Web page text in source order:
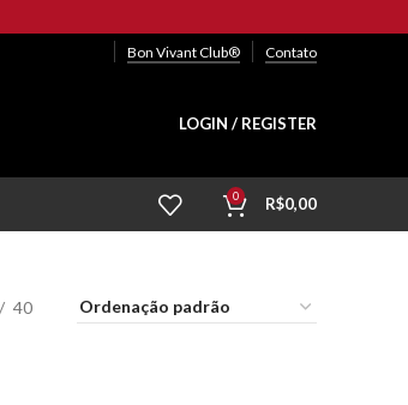
Bon Vivant Club® Contato
LOGIN / REGISTER
0
R$0,00
40